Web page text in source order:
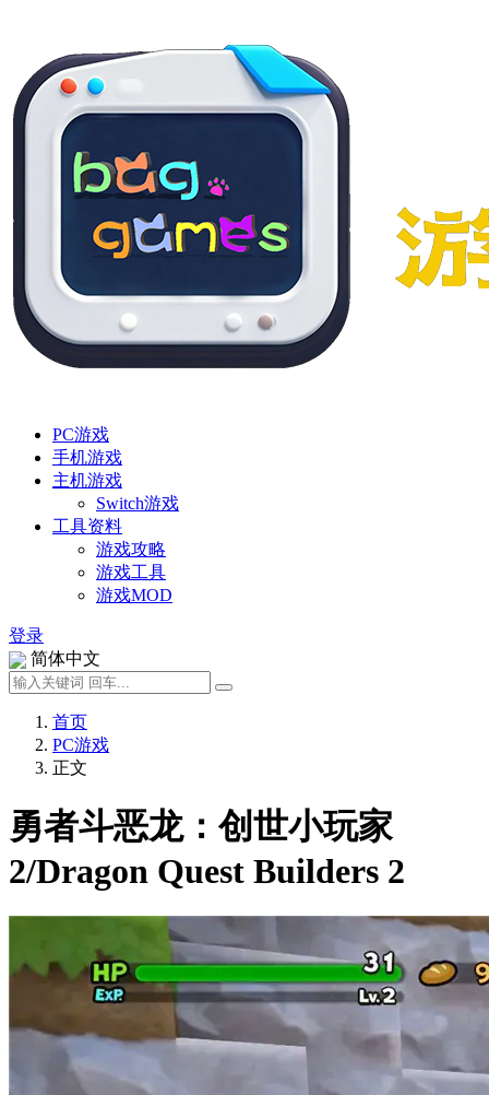
PC游戏
手机游戏
主机游戏
Switch游戏
工具资料
游戏攻略
游戏工具
游戏MOD
登录
简体中文
首页
PC游戏
正文
勇者斗恶龙：创世小玩家
2/Dragon Quest Builders 2